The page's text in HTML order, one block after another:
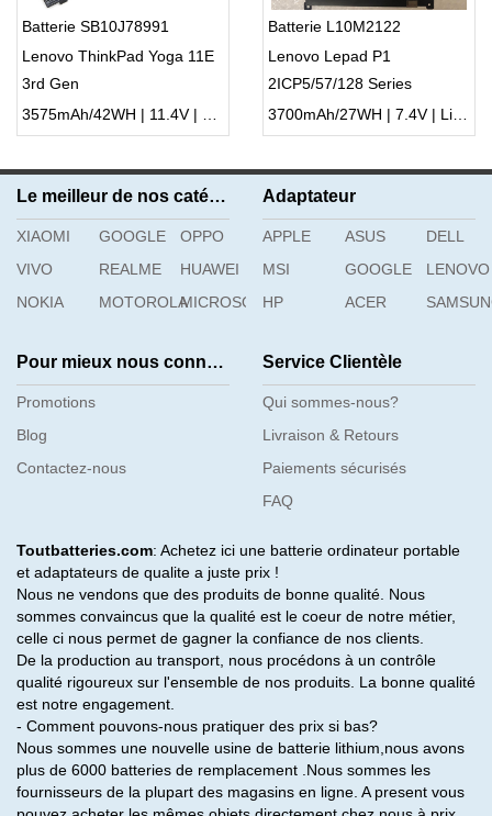
Batterie SB10J78991
Lenovo ThinkPad Yoga 11E
3rd Gen
3575mAh/42WH | 11.4V | Li-ion ...
Batterie L10M2122
Lenovo Lepad P1
2ICP5/57/128 Series
3700mAh/27WH | 7.4V | Li-ion ...
Le meilleur de nos catégories
XIAOMI GOOGLE
OPPO
VIVO
REALME
HUAWEI
NOKIA
MOTOROLAMICROSOFT
Adaptateur
APPLE ASUS
DELL
MSI
GOOGLE
LENOVO
HP
ACER
Pour mieux nous connaître
Promotions
Blog
Contactez-nous
Service Clientèle
Qui sommes-nous?
Livraison & Retours
Paiements sécurisés
FAQ
Toutbatteries.com: Achetez ici une batterie ordinateur portable
et adaptateurs de qualite a juste prix !
Nous ne vendons que des produits de bonne qualité. Nous
sommes convaincus que la qualité est le coeur de notre métier,
celle ci nous permet de gagner la confiance de nos clients.
De la production au transport, nous procédons à un contrôle
qualité rigoureux sur l'ensemble de nos produits. La bonne qualité
est notre engagement.
- Comment pouvons-nous pratiquer des prix si bas?
Nous sommes une nouvelle usine de batterie lithium,nous avons
plus de 6000 batteries de remplacement .Nous sommes les
fournisseurs de la plupart des magasins en ligne. A present vous